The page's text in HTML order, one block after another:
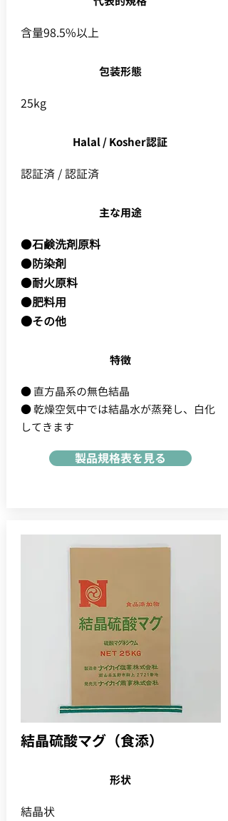
含量98.5%以上
包装形態
25kg
Halal / Kosher認証
認証済 / 認証済
主な用途
●石鹸洗剤原料
●防染剤
●耐火原料
●肥料用
●その他
特徴
● 直方晶系の無色結晶
● 乾燥空気中では結晶水が蒸発し、白化
してきます
製品規格表を見る
結晶硫酸マグ（食添）
形状
結晶状